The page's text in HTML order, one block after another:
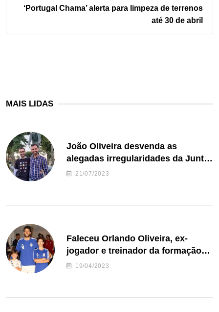
‘Portugal Chama’ alerta para limpeza de terrenos
até 30 de abril
MAIS LIDAS
João Oliveira desvenda as
alegadas irregularidades da Junta
de Freguesia S. João de Ver
21/07/2023
Faleceu Orlando Oliveira, ex-
jogador e treinador da formação
de andebol do Feirense
19/04/2023